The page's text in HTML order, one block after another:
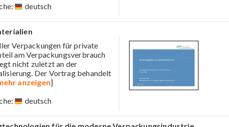
deutsch
Verpackungen für private
am Verpackungsverbrauch
nicht zuletzt an der
Der Vortrag behandelt
anzeigen]
deutsch